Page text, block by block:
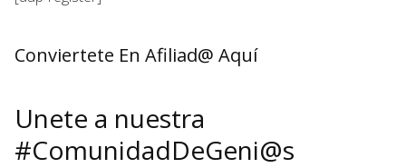
Conviertete En Afiliad@ Aquí
Unete a nuestra
#ComunidadDeGeni@s